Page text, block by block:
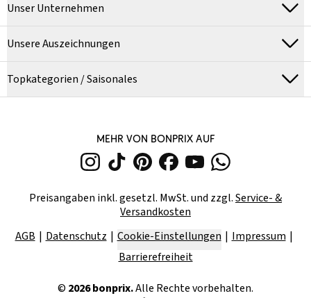
Unser Unternehmen
Unsere Auszeichnungen
Topkategorien / Saisonales
MEHR VON BONPRIX AUF
Preisangaben inkl. gesetzl. MwSt. und zzgl.Service- &
Versandkosten
AGB
Datenschutz Cookie-Einstellungen
Impressum
Barrierefreiheit
© 2026bonprix.Alle Rechte vorbehalten.